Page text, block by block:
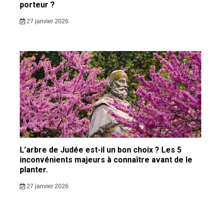
porteur ?
27 janvier 2026
L’arbre de Judée est-il un bon choix ? Les 5
inconvénients majeurs à connaître avant de le
planter.
27 janvier 2026